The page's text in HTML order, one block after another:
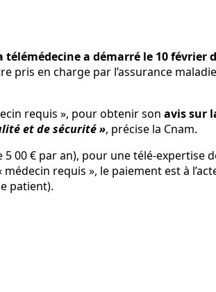
a démarré le 10 février
en charge par l’assurance
requis », pour obtenir son avis sur
et de sécurité », précise la Cnam.
€ par an), pour une télé-expertise
requis », le paiement est à
patient).